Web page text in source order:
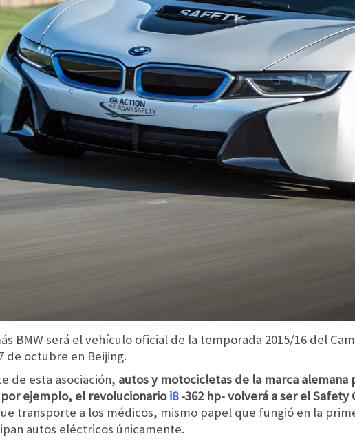
BMW será el vehículo oficial de la temporada 2015/16 del
de octubre en Beijing.
de esta asociación, autos y motocicletas de la marca alemana
ejemplo, el revolucionarioi8-362 hp- volverá a ser el Safety
transporte a los médicos, mismo papel que fungió en la
autos eléctricos únicamente.